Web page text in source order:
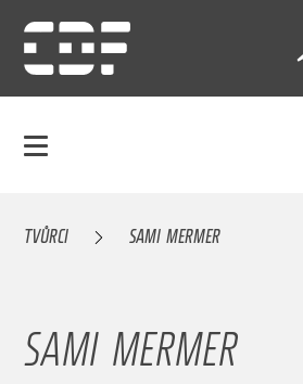
TVŮRCI SAMI MERMER
SAMI MERMER